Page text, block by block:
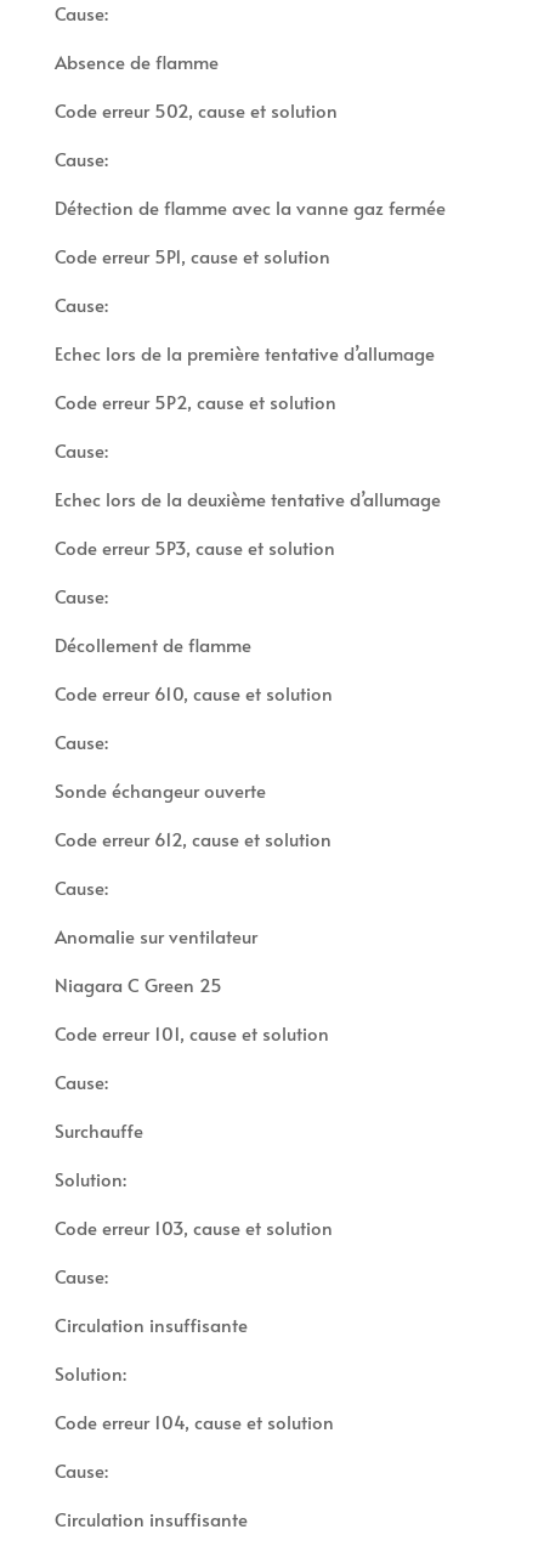
Cause:
Absence de flamme
Code erreur 502, cause et solution
Cause:
Détection de flamme avec la vanne gaz fermée
Code erreur 5P1, cause et solution
Cause:
Echec lors de la première tentative d’allumage
Code erreur 5P2, cause et solution
Cause:
Echec lors de la deuxième tentative d’allumage
Code erreur 5P3, cause et solution
Cause:
Décollement de flamme
Code erreur 610, cause et solution
Cause:
Sonde échangeur ouverte
Code erreur 612, cause et solution
Cause:
Anomalie sur ventilateur
Niagara C Green 25
Code erreur 101, cause et solution
Cause:
Surchauffe
Solution:
Code erreur 103, cause et solution
Cause:
Circulation insuffisante
Solution:
Code erreur 104, cause et solution
Cause:
Circulation insuffisante